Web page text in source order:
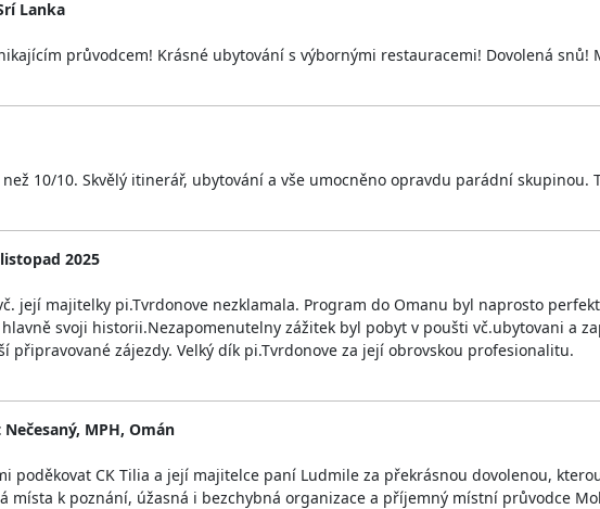
Lanka
průvodcem! Krásné ubytování s výbornými restauracemi! Dovolená snů!
10/10. Skvělý itinerář, ubytování a vše umocněno opravdu parádní skupinou.
2025
její majitelky pi.Tvrdonove nezklamala. Program do Omanu byl naprosto
svoji historii.Nezapomenutelny zážitek byl pobyt v poušti vč.ubytovani a
připravované zájezdy. Velký dík pi.Tvrdonove za její obrovskou profesionalitu.
MPH, Omán
poděkovat CK Tilia a její majitelce paní Ludmile za překrásnou dovolenou,
místa k poznání, úžasná i bezchybná organizace a příjemný místní průvodce